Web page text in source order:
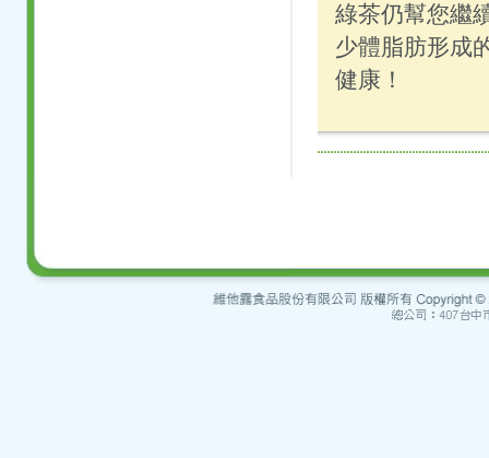
綠茶仍幫您繼
少體脂肪形成
健康！